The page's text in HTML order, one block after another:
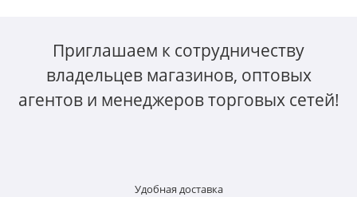
Приглашаем к сотрудничеству
владельцев магазинов, оптовых
агентов и менеджеров торговых сетей!
Удобная доставка